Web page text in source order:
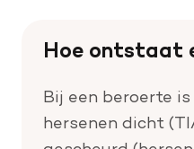
Hoe ontstaat
Bij een beroerte
hersenen dicht